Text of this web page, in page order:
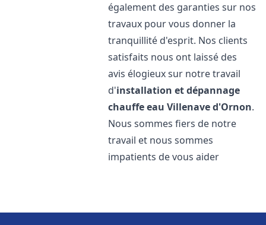
également des garanties sur nos
travaux pour vous donner la
tranquillité d'esprit. Nos clients
satisfaits nous ont laissé des
avis élogieux sur notre travail
d'installation et dépannage
chauffe eau Villenave d'Ornon.
Nous sommes fiers de notre
travail et nous sommes
impatients de vous aider